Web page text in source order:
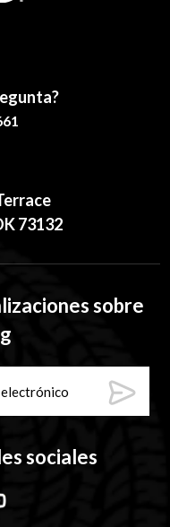
73132
sobre
sociales